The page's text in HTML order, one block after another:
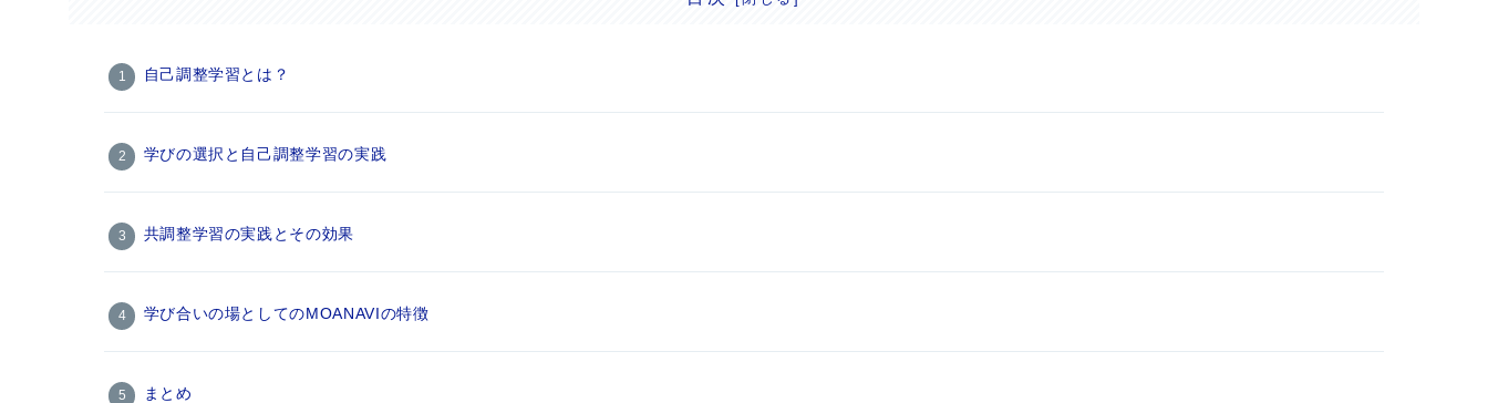
自己調整学習とは？
学びの選択と自己調整学習の実践
共調整学習の実践とその効果
学び合いの場としてのMOANAVIの特徴
まとめ